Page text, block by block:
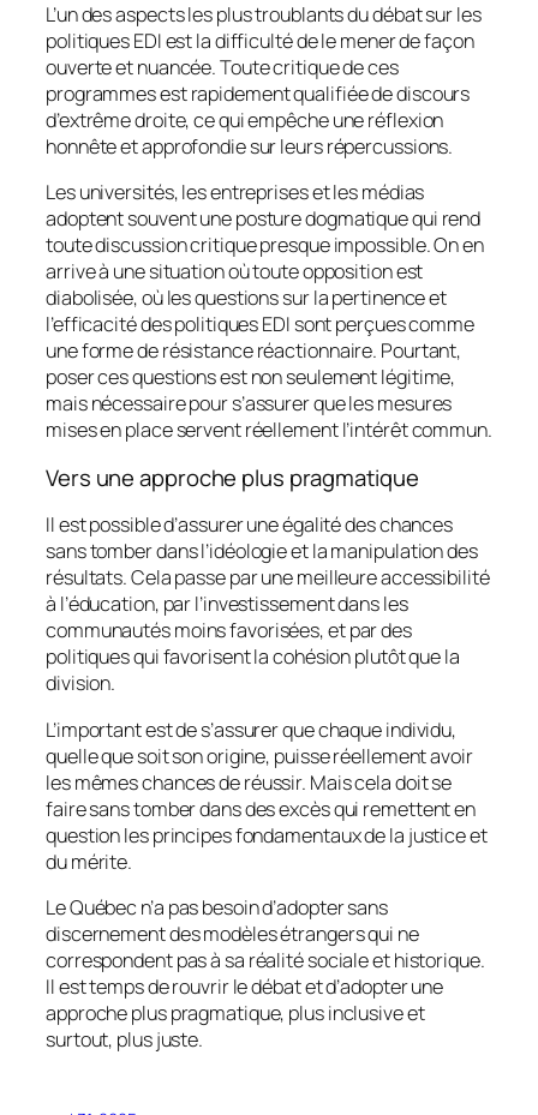
L’un des aspects les plus troublants du débat sur les
politiques EDI est la difficulté de le mener de façon
ouverte et nuancée. Toute critique de ces
programmes est rapidement qualifiée de discours
d’extrême droite, ce qui empêche une réflexion
honnête et approfondie sur leurs répercussions.
Les universités, les entreprises et les médias
adoptent souvent une posture dogmatique qui rend
toute discussion critique presque impossible. On en
arrive à une situation où toute opposition est
diabolisée, où les questions sur la pertinence et
l’efficacité des politiques EDI sont perçues comme
une forme de résistance réactionnaire. Pourtant,
poser ces questions est non seulement légitime,
mais nécessaire pour s’assurer que les mesures
mises en place servent réellement l’intérêt commun.
Vers une approche plus pragmatique
Il est possible d’assurer une égalité des chances
sans tomber dans l’idéologie et la manipulation des
résultats. Cela passe par une meilleure accessibilité
à l’éducation, par l’investissement dans les
communautés moins favorisées, et par des
politiques qui favorisent la cohésion plutôt que la
division.
L’important est de s’assurer que chaque individu,
quelle que soit son origine, puisse réellement avoir
les mêmes chances de réussir. Mais cela doit se
faire sans tomber dans des excès qui remettent en
question les principes fondamentaux de la justice et
du mérite.
Le Québec n’a pas besoin d’adopter sans
discernement des modèles étrangers qui ne
correspondent pas à sa réalité sociale et historique.
Il est temps de rouvrir le débat et d’adopter une
approche plus pragmatique, plus inclusive et
surtout, plus juste.